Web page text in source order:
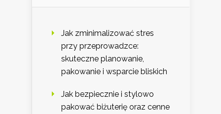
Jak zminimalizować stres
przy przeprowadzce:
skuteczne planowanie,
pakowanie i wsparcie bliskich
Jak bezpiecznie i stylowo
pakować biżuterię oraz cenne